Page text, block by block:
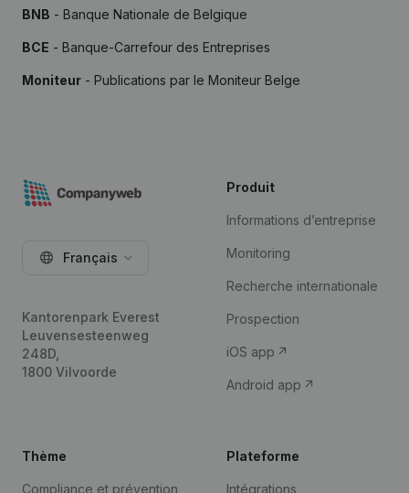
BNB - Banque Nationale de Belgique
BCE - Banque-Carrefour des Entreprises
Moniteur - Publications par le Moniteur Belge
Français
Kantorenpark Everest
Leuvensesteenweg
248D,
1800 Vilvoorde
Produit
Informations d’entreprise
Monitoring
Recherche internationale
Prospection
iOS app
Android app
Thème
Compliance et prévention
Plateforme
Intégrations